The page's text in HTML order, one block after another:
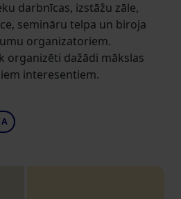
darbnīcas, izstāžu zāle,
semināru telpa un biroja
organizatoriem.
organizēti dažādi mākslas
interesentiem.